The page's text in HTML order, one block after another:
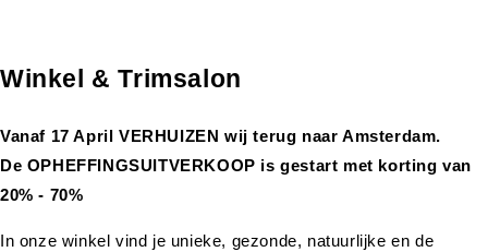
Winkel & Trimsalon
Vanaf 17 April VERHUIZEN wij terug naar Amsterdam.
De OPHEFFINGSUITVERKOOP is gestart met korting van
20% - 70%
In onze winkel vind je unieke, gezonde, natuurlijke en de